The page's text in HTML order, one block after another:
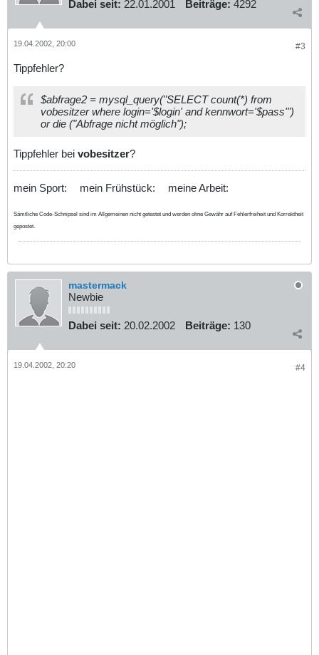
Dabei seit: 22.01.2001 Beiträge: 4292
#3
19.04.2002, 20:00
Tippfehler?
$abfrage2 = mysql_query("SELECT count(*) from
vobesitzer where login='$login' and kennwort='$pass'")
or die ("Abfrage nicht möglich");
Tippfehler bei vobesitzer?
mein Sport: mein Frühstück: meine Arbeit:
Sämtliche Code-Schnipsel sind im Allgemeinen nicht getestet und werden ohne Gewähr auf Fehlerfreiheit und Korrektheit
gepostet.
mastermack
Newbie
Dabei seit: 20.02.2002 Beiträge: 130
#4
19.04.2002, 20:20